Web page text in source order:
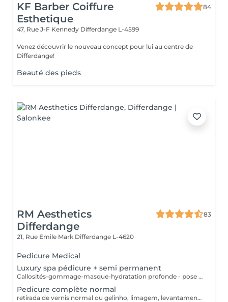
KF Barber Coiffure
Esthetique
84
47, Rue J-F Kennedy Differdange L-4599
Venez découvrir le nouveau concept pour lui au centre de
Differdange!
Beauté des pieds
RM Aesthetics
Differdange
83
21, Rue Emile Mark Differdange L-4620
Pedicure Medical
Luxury spa pédicure + semi permanent
Callosités-gommage-masque-hydratation profonde - pose semi permanent
Pedicure complète normal
retirada de vernis normal ou gelinho, limagem, levantamento de cuticulas e retirada, exfoliaçao e retirar callosidade, pose de verniz NORMAL retrait du vernis normal ou du semi permament, limage des ongles, décollage des cutivules et retrait, gommage, traiter des callosites, pose du vernis NORMAL